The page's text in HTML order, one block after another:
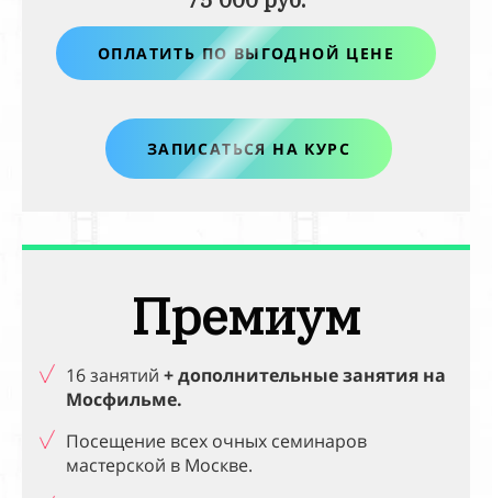
ОПЛАТИТЬ ПО ВЫГОДНОЙ ЦЕНЕ
ЗАПИСАТЬСЯ НА КУРС
Премиум
16 занятий + дополнительные занятия на
Мосфильме.
Посещение всех очных семинаров
мастерской в Москве.